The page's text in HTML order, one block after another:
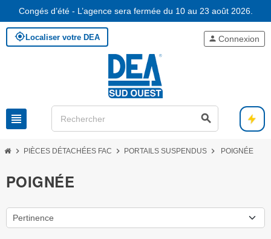
Congés d’été - L’agence sera fermée du 10 au 23 août 2026.
my_locationLocaliser votre DEA
view_headline search
person Connexion
chevron_right PIÈCES DÉTACHÉES FAC chevron_right PORTAILS SUSPENDUS chevron_right POIGNÉE
POIGNÉE
Pertinence